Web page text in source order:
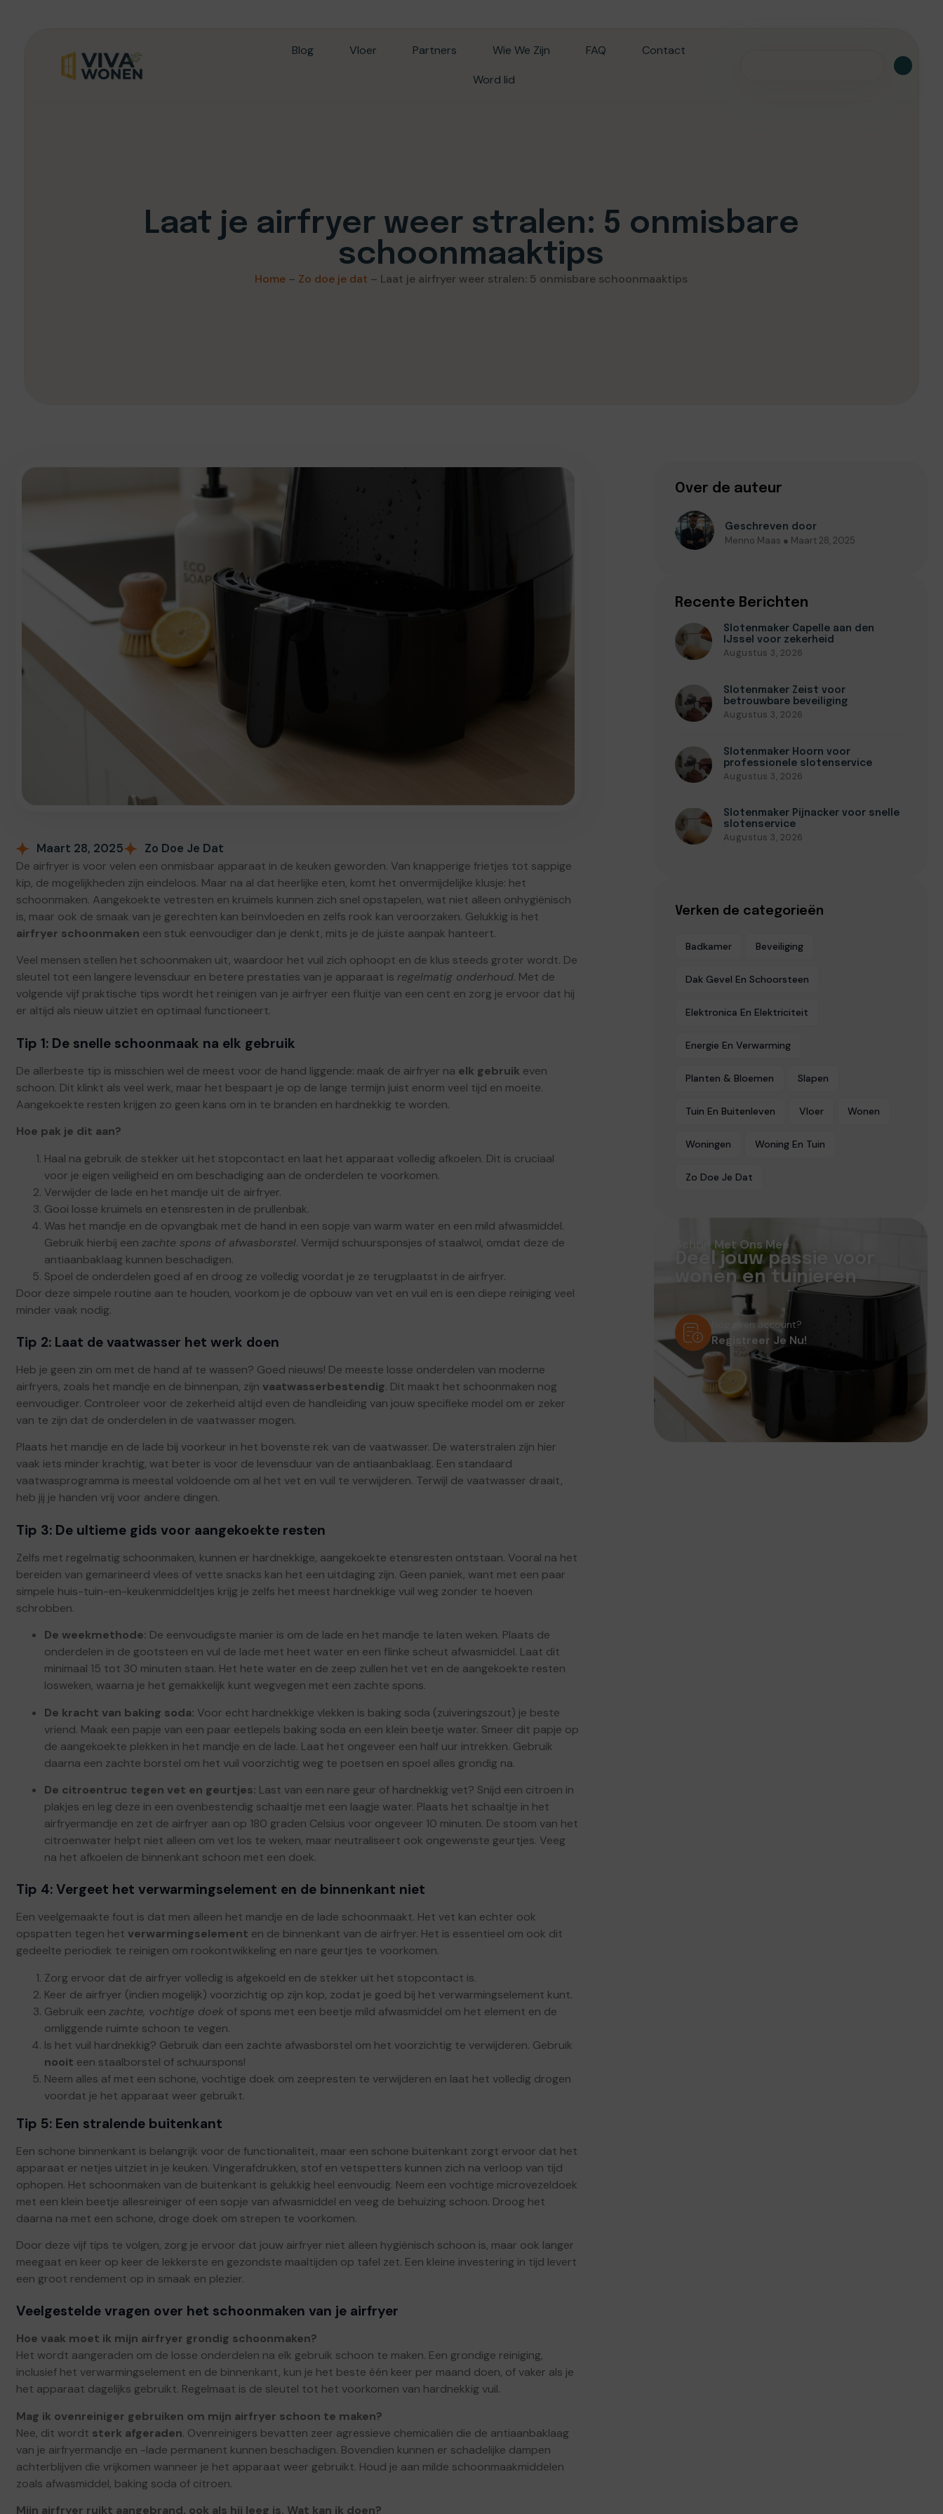
Blog Vloer Partners Wie We Zijn FAQ
Contact
Word lid
Laat je airfryer weer stralen: 5 onmisbare
schoonmaaktips
Home – Zo doe je dat – Laat je airfryer weer stralen: 5 onmisbare schoonmaaktips
Maart 28, 2025 Zo Doe Je Dat
De airfryer is voor velen een onmisbaar apparaat in de keuken geworden. Van knapperige frietjes tot sappige
kip, de mogelijkheden zijn eindeloos. Maar na al dat heerlijke eten, komt het onvermijdelijke klusje: het
schoonmaken. Aangekoekte vetresten en kruimels kunnen zich snel opstapelen, wat niet alleen onhygiënisch
is, maar ook de smaak van je gerechten kan beïnvloeden en zelfs rook kan veroorzaken. Gelukkig is het
airfryer schoonmaken een stuk eenvoudiger dan je denkt, mits je de juiste aanpak hanteert.
Veel mensen stellen het schoonmaken uit, waardoor het vuil zich ophoopt en de klus steeds groter wordt. De
sleutel tot een langere levensduur en betere prestaties van je apparaat is regelmatig onderhoud. Met de
volgende vijf praktische tips wordt het reinigen van je airfryer een fluitje van een cent en zorg je ervoor dat hij
er altijd als nieuw uitziet en optimaal functioneert.
Tip 1: De snelle schoonmaak na elk gebruik
De allerbeste tip is misschien wel de meest voor de hand liggende: maak de airfryer na elk gebruik even
schoon. Dit klinkt als veel werk, maar het bespaart je op de lange termijn juist enorm veel tijd en moeite.
Aangekoekte resten krijgen zo geen kans om in te branden en hardnekkig te worden.
Hoe pak je dit aan?
Haal na gebruik de stekker uit het stopcontact en laat het apparaat volledig afkoelen. Dit is cruciaal
voor je eigen veiligheid en om beschadiging aan de onderdelen te voorkomen.
Verwijder de lade en het mandje uit de airfryer.
Gooi losse kruimels en etensresten in de prullenbak.
Was het mandje en de opvangbak met de hand in een sopje van warm water en een mild afwasmiddel.
Gebruik hierbij een zachte spons of afwasborstel. Vermijd schuursponsjes of staalwol, omdat deze de
antiaanbaklaag kunnen beschadigen.
Spoel de onderdelen goed af en droog ze volledig voordat je ze terugplaatst in de airfryer.
Door deze simpele routine aan te houden, voorkom je de opbouw van vet en vuil en is een diepe reiniging veel
minder vaak nodig.
Tip 2: Laat de vaatwasser het werk doen
Heb je geen zin om met de hand af te wassen? Goed nieuws! De meeste losse onderdelen van moderne
airfryers, zoals het mandje en de binnenpan, zijn vaatwasserbestendig. Dit maakt het schoonmaken nog
eenvoudiger. Controleer voor de zekerheid altijd even de handleiding van jouw specifieke model om er zeker
van te zijn dat de onderdelen in de vaatwasser mogen.
Plaats het mandje en de lade bij voorkeur in het bovenste rek van de vaatwasser. De waterstralen zijn hier
vaak iets minder krachtig, wat beter is voor de levensduur van de antiaanbaklaag. Een standaard
vaatwasprogramma is meestal voldoende om al het vet en vuil te verwijderen. Terwijl de vaatwasser draait,
heb jij je handen vrij voor andere dingen.
Tip 3: De ultieme gids voor aangekoekte resten
Zelfs met regelmatig schoonmaken, kunnen er hardnekkige, aangekoekte etensresten ontstaan. Vooral na het
bereiden van gemarineerd vlees of vette snacks kan het een uitdaging zijn. Geen paniek, want met een paar
simpele huis-tuin-en-keukenmiddeltjes krijg je zelfs het meest hardnekkige vuil weg zonder te hoeven
schrobben.
De weekmethode: De eenvoudigste manier is om de lade en het mandje te laten weken. Plaats de
onderdelen in de gootsteen en vul de lade met heet water en een flinke scheut afwasmiddel. Laat dit
minimaal 15 tot 30 minuten staan. Het hete water en de zeep zullen het vet en de aangekoekte resten
losweken, waarna je het gemakkelijk kunt wegvegen met een zachte spons.
De kracht van baking soda: Voor echt hardnekkige vlekken is baking soda (zuiveringszout) je beste
vriend. Maak een papje van een paar eetlepels baking soda en een klein beetje water. Smeer dit papje op
de aangekoekte plekken in het mandje en de lade. Laat het ongeveer een half uur intrekken. Gebruik
daarna een zachte borstel om het vuil voorzichtig weg te poetsen en spoel alles grondig na.
De citroentruc tegen vet en geurtjes: Last van een nare geur of hardnekkig vet? Snijd een citroen in
plakjes en leg deze in een ovenbestendig schaaltje met een laagje water. Plaats het schaaltje in het
airfryermandje en zet de airfryer aan op 180 graden Celsius voor ongeveer 10 minuten. De stoom van het
citroenwater helpt niet alleen om vet los te weken, maar neutraliseert ook ongewenste geurtjes. Veeg
na het afkoelen de binnenkant schoon met een doek.
Tip 4: Vergeet het verwarmingselement en de binnenkant niet
Een veelgemaakte fout is dat men alleen het mandje en de lade schoonmaakt. Het vet kan echter ook
opspatten tegen het verwarmingselement en de binnenkant van de airfryer. Het is essentieel om ook dit
gedeelte periodiek te reinigen om rookontwikkeling en nare geurtjes te voorkomen.
Zorg ervoor dat de airfryer volledig is afgekoeld en de stekker uit het stopcontact is.
Keer de airfryer (indien mogelijk) voorzichtig op zijn kop, zodat je goed bij het verwarmingselement kunt.
Gebruik een zachte, vochtige doek of spons met een beetje mild afwasmiddel om het element en de
omliggende ruimte schoon te vegen.
Is het vuil hardnekkig? Gebruik dan een zachte afwasborstel om het voorzichtig te verwijderen. Gebruik
nooit een staalborstel of schuurspons!
Neem alles af met een schone, vochtige doek om zeepresten te verwijderen en laat het volledig drogen
voordat je het apparaat weer gebruikt.
Tip 5: Een stralende buitenkant
Een schone binnenkant is belangrijk voor de functionaliteit, maar een schone buitenkant zorgt ervoor dat het
apparaat er netjes uitziet in je keuken. Vingerafdrukken, stof en vetspetters kunnen zich na verloop van tijd
ophopen. Het schoonmaken van de buitenkant is gelukkig heel eenvoudig. Neem een vochtige microvezeldoek
met een klein beetje allesreiniger of een sopje van afwasmiddel en veeg de behuizing schoon. Droog het
daarna na met een schone, droge doek om strepen te voorkomen.
Door deze vijf tips te volgen, zorg je ervoor dat jouw airfryer niet alleen hygiënisch schoon is, maar ook langer
meegaat en keer op keer de lekkerste en gezondste maaltijden op tafel zet. Een kleine investering in tijd levert
een groot rendement op in smaak en plezier.
Veelgestelde vragen over het schoonmaken van je airfryer
Hoe vaak moet ik mijn airfryer grondig schoonmaken?
Het wordt aangeraden om de losse onderdelen na elk gebruik schoon te maken. Een grondige reiniging,
inclusief het verwarmingselement en de binnenkant, kun je het beste één keer per maand doen, of vaker als je
het apparaat dagelijks gebruikt. Regelmaat is de sleutel tot het voorkomen van hardnekkig vuil.
Mag ik ovenreiniger gebruiken om mijn airfryer schoon te maken?
Nee, dit wordt sterk afgeraden. Ovenreinigers bevatten zeer agressieve chemicaliën die de antiaanbaklaag
van je airfryermandje en -lade permanent kunnen beschadigen. Bovendien kunnen er schadelijke dampen
achterblijven die vrijkomen wanneer je het apparaat weer gebruikt. Houd je aan milde schoonmaakmiddelen
zoals afwasmiddel, baking soda of citroen.
Mijn airfryer ruikt aangebrand, ook als hij leeg is. Wat kan ik doen?
Over de auteur
Geschreven door
Menno Maas ● Maart 28, 2025
Recente Berichten
Slotenmaker Capelle aan den
IJssel voor zekerheid
Augustus 3, 2026
Slotenmaker Zeist voor
betrouwbare beveiliging
Augustus 3, 2026
Slotenmaker Hoorn voor
professionele slotenservice
Augustus 3, 2026
Slotenmaker Pijnacker voor snelle
slotenservice
Augustus 3, 2026
Verken de categorieën
Badkamer Beveiliging
Dak Gevel En Schoorsteen
Elektronica En Elektriciteit
Energie En Verwarming
Planten & Bloemen Slapen
Tuin En Buitenleven Vloer Wonen
Woningen Woning En Tuin
Zo Doe Je Dat
Schrijf Met Ons Mee
Deel jouw passie voor
wonen en tuinieren
Nog geen account?
Registreer Je Nu!